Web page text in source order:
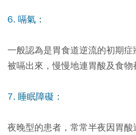
6. 嗝氣：
一般認為是胃食道逆流的初期
被嗝出來，慢慢地連胃酸及食物
7. 睡眠障礙：
夜晚型的患者，常常半夜因胃